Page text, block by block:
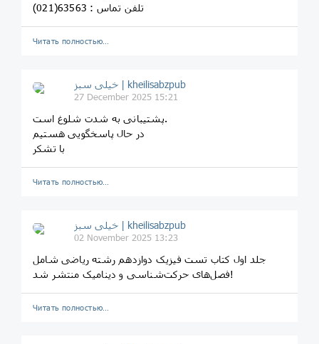
تلفن تماس : 63563(021)
Читать полностью…
خیلی سبز | kheilisabzpub
27 December 2025 15:21
پشتیبانی به شدت شلوغ است.
در حال پاسخگویی هستیم
با تشکر
Читать полностью…
خیلی سبز | kheilisabzpub
02 November 2025 13:23
جلد اول کتاب تست فیزیک دوازدهم رشته ریاضی شامل
فصل‌های حرکت‌شناسی و دینامیک منتشر شد!
Читать полностью…